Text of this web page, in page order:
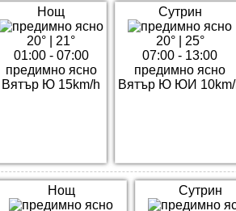
Нощ
20°
21°
01:00 - 07:00
предимно ясно
Вятър Ю 15km/h
Сутрин
20°| 25°
07:00 - 13:00
предимно ясно
Вятър Ю ЮИ 10km/
Нощ Сутрин